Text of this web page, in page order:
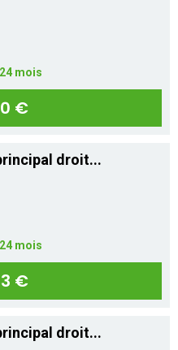
nous
23 09
mois
€
droit...
mois
€
droit...